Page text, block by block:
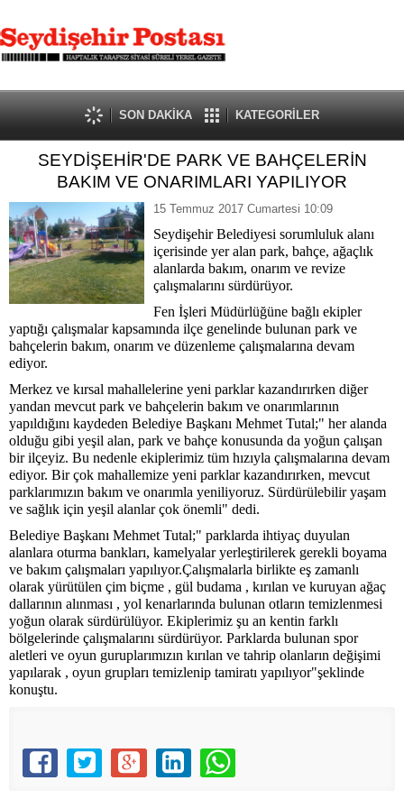
SON DAKİKA KATEGORİLER
SEYDİŞEHİR'DE PARK VE BAHÇELERİN
BAKIM VE ONARIMLARI YAPILIYOR
15 Temmuz 2017 Cumartesi 10:09
Seydişehir Belediyesi sorumluluk alanı
içerisinde yer alan park, bahçe, ağaçlık
alanlarda bakım, onarım ve revize
çalışmalarını sürdürüyor.
Fen İşleri Müdürlüğüne bağlı ekipler
yaptığı çalışmalar kapsamında ilçe genelinde bulunan park ve
bahçelerin bakım, onarım ve düzenleme çalışmalarına devam
ediyor.
Merkez ve kırsal mahallelerine yeni parklar kazandırırken diğer
yandan mevcut park ve bahçelerin bakım ve onarımlarının
yapıldığını kaydeden Belediye Başkanı Mehmet Tutal;" her alanda
olduğu gibi yeşil alan, park ve bahçe konusunda da yoğun çalışan
bir ilçeyiz. Bu nedenle ekiplerimiz tüm hızıyla çalışmalarına devam
ediyor. Bir çok mahallemize yeni parklar kazandırırken, mevcut
parklarımızın bakım ve onarımla yeniliyoruz. Sürdürülebilir yaşam
ve sağlık için yeşil alanlar çok önemli" dedi.
Belediye Başkanı Mehmet Tutal;" parklarda ihtiyaç duyulan
alanlara oturma bankları, kamelyalar yerleştirilerek gerekli boyama
ve bakım çalışmaları yapılıyor.Çalışmalarla birlikte eş zamanlı
olarak yürütülen çim biçme , gül budama , kırılan ve kuruyan ağaç
dallarının alınması , yol kenarlarında bulunan otların temizlenmesi
yoğun olarak sürdürülüyor. Ekiplerimiz şu an kentin farklı
bölgelerinde çalışmalarını sürdürüyor. Parklarda bulunan spor
aletleri ve oyun guruplarımızın kırılan ve tahrip olanların değişimi
yapılarak , oyun grupları temizlenip tamiratı yapılıyor"şeklinde
konuştu.